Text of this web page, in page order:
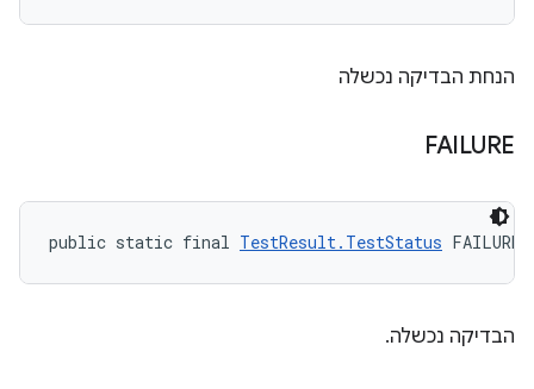
הנחת הבדיקה נכשלה
FAILURE
public static final TestResult.TestStatus FAILURE
הבדיקה נכשלה.